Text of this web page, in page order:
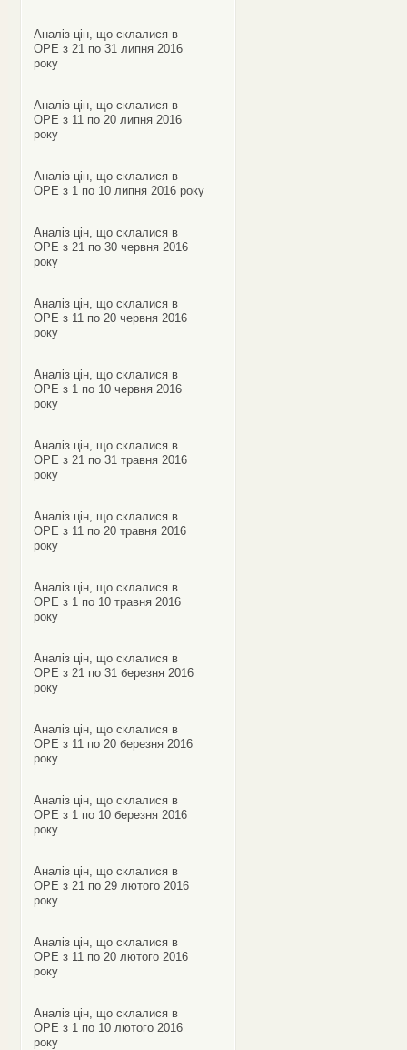
Аналіз цін, що склалися в
ОРЕ з 21 по 31 липня 2016
року
Аналіз цін, що склалися в
ОРЕ з 11 по 20 липня 2016
року
Аналіз цін, що склалися в
ОРЕ з 1 по 10 липня 2016 року
Аналіз цін, що склалися в
ОРЕ з 21 по 30 червня 2016
року
Аналіз цін, що склалися в
ОРЕ з 11 по 20 червня 2016
року
Аналіз цін, що склалися в
ОРЕ з 1 по 10 червня 2016
року
Аналіз цін, що склалися в
ОРЕ з 21 по 31 травня 2016
року
Аналіз цін, що склалися в
ОРЕ з 11 по 20 травня 2016
року
Аналіз цін, що склалися в
ОРЕ з 1 по 10 травня 2016
року
Аналіз цін, що склалися в
ОРЕ з 21 по 31 березня 2016
року
Аналіз цін, що склалися в
ОРЕ з 11 по 20 березня 2016
року
Аналіз цін, що склалися в
ОРЕ з 1 по 10 березня 2016
року
Аналіз цін, що склалися в
ОРЕ з 21 по 29 лютого 2016
року
Аналіз цін, що склалися в
ОРЕ з 11 по 20 лютого 2016
року
Аналіз цін, що склалися в
ОРЕ з 1 по 10 лютого 2016
року